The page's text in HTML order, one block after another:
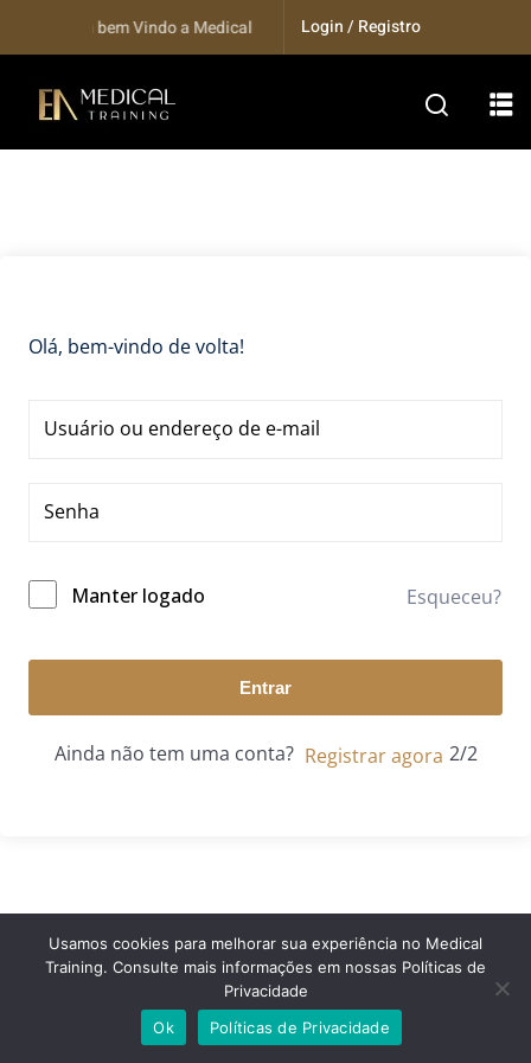
Seja bem Vindo a Medical Training...Login / Registro
Olá, bem-vindo de volta!
Manter logado Esqueceu?
Entrar
Ainda não tem uma conta? Registrar agora
© 2024 Medical Training. Todos os direitos reservados.
Usamos cookies para melhorar sua experiência no Medical
Training. Consulte mais informações em nossas Políticas de
Privacidade
Ok
Políticas de Privacidade